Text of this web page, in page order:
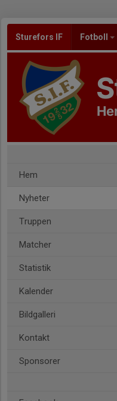
Sturefors IF Fotboll
Hem
Nyheter
Truppen
Matcher
Statistik
Kalender
Bildgalleri
Kontakt
Sponsorer